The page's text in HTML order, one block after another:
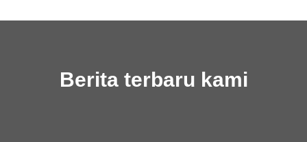
Berita terbaru kami